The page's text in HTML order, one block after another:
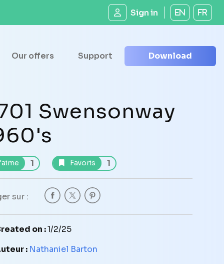
Sign in EN FR
Our offers Support Download
Swensonway
1 Favoris 1
sur :
on :1/2/25
: Nathaniel Barton